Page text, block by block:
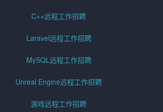
C++远程工作招聘
Laravel远程工作招聘
MySQL远程工作招聘
Unreal Engine远程工作招聘
游戏远程工作招聘